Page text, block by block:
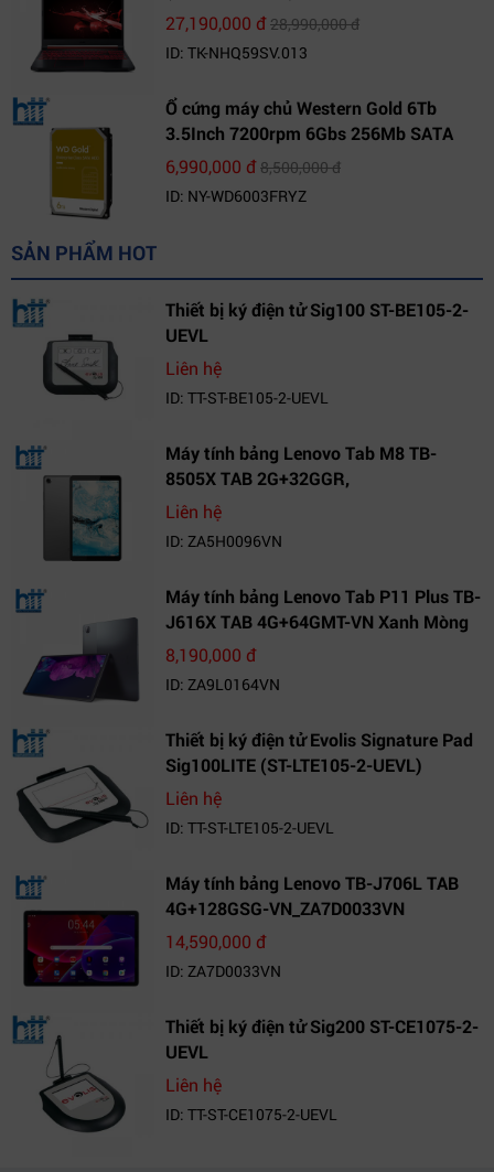
| 1TB HDD | GeForce GTX 1650 4GB |
27,190,000 đ28,990,000 đ
ID: TK-NHQ59SV.013
Ổ cứng máy chủ Western Gold 6Tb
3.5Inch 7200rpm 6Gbs 256Mb SATA
(WD6003FRYZ)
6,990,000 đ8,500,000 đ
ID: NY-WD6003FRYZ
SẢN PHẨM HOT
Thiết bị ký điện tử Sig100 ST-BE105-2-
UEVL
Liên hệ
ID: TT-ST-BE105-2-UEVL
Máy tính bảng Lenovo Tab M8 TB-
8505X TAB 2G+32GGR,
VN_ZA5H0096VN
Liên hệ
ID: ZA5H0096VN
Máy tính bảng Lenovo Tab P11 Plus TB-
J616X TAB 4G+64GMT-VN Xanh Mòng
Két_ZA9L0164VN
8,190,000 đ
ID: ZA9L0164VN
Thiết bị ký điện tử Evolis Signature Pad
Sig100LITE (ST-LTE105-2-UEVL)
Liên hệ
ID: TT-ST-LTE105-2-UEVL
Máy tính bảng Lenovo TB-J706L TAB
4G+128GSG-VN_ZA7D0033VN
14,590,000 đ
ID: ZA7D0033VN
Thiết bị ký điện tử Sig200 ST-CE1075-2-
UEVL
Liên hệ
ID: TT-ST-CE1075-2-UEVL